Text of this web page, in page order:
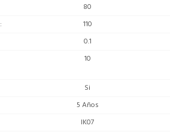
80
110
0.1
10
Si
5 Años
IK07